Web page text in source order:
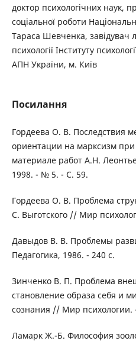
доктор психологічних наук,
соціальної роботи
Тараса Шевченка, завідувач
психології Інституту
АПН України, м. Київ
Посилання
Гордеева О. В. Последствия
ориентации на марксизм
материале работ А.Н.
1998. - № 5. - С. 59.
Гордеева О. В. Проблема
С. Выготского // Мир
Давыдов В. В. Проблемы
Педагогика, 1986. - 240 с.
Зинченко В. П. Проблема
становление образа себя и
сознания // Мир психологии.
Ламарк Ж.-Б. Философия